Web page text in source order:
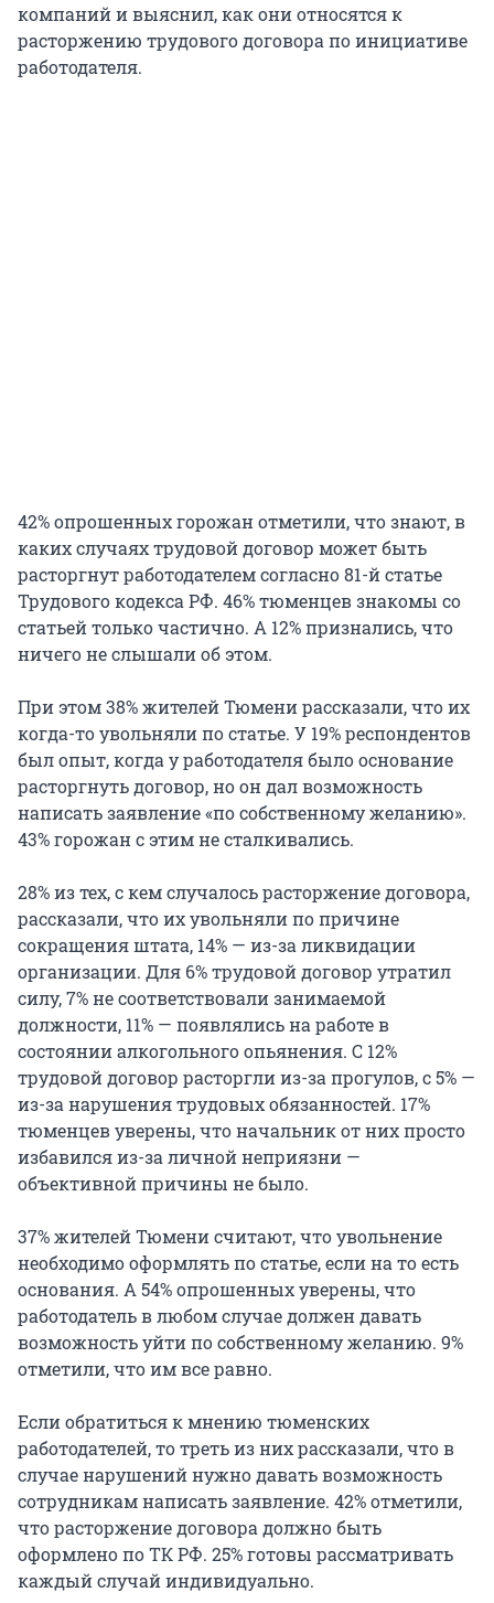
компаний и выяснил, как они относятся к
расторжению трудового договора по инициативе
работодателя.
42% опрошенных горожан отметили, что знают, в
каких случаях трудовой договор может быть
расторгнут работодателем согласно 81-й статье
Трудового кодекса РФ. 46% тюменцев знакомы со
статьей только частично. А 12% признались, что
ничего не слышали об этом.
При этом 38% жителей Тюмени рассказали, что их
когда-то увольняли по статье. У 19% респондентов
был опыт, когда у работодателя было основание
расторгнуть договор, но он дал возможность
написать заявление «по собственному желанию».
43% горожан с этим не сталкивались.
28% из тех, с кем случалось расторжение договора,
рассказали, что их увольняли по причине
сокращения штата, 14% — из-за ликвидации
организации. Для 6% трудовой договор утратил
силу, 7% не соответствовали занимаемой
должности, 11% — появлялись на работе в
состоянии алкогольного опьянения. С 12%
трудовой договор расторгли из-за прогулов, с 5% —
из-за нарушения трудовых обязанностей. 17%
тюменцев уверены, что начальник от них просто
избавился из-за личной неприязни —
объективной причины не было.
37% жителей Тюмени считают, что увольнение
необходимо оформлять по статье, если на то есть
основания. А 54% опрошенных уверены, что
работодатель в любом случае должен давать
возможность уйти по собственному желанию. 9%
отметили, что им все равно.
Если обратиться к мнению тюменских
работодателей, то треть из них рассказали, что в
случае нарушений нужно давать возможность
сотрудникам написать заявление. 42% отметили,
что расторжение договора должно быть
оформлено по ТК РФ. 25% готовы рассматривать
каждый случай индивидуально.